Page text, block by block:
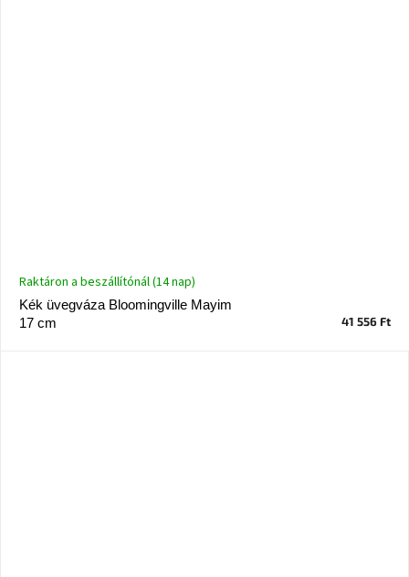
Kék üvegváza Bloomingville Mayim
17 cm
Raktáron a beszállítónál (14 nap)
41 556 Ft